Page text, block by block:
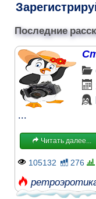
Последние
...
Читать далее...
105132 276